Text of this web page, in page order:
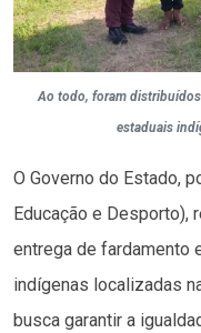
Ao todo, foram
estaduais
O Governo do Estado,
Educação e Desporto),
entrega de fardamento
indígenas localizadas
busca garantir a